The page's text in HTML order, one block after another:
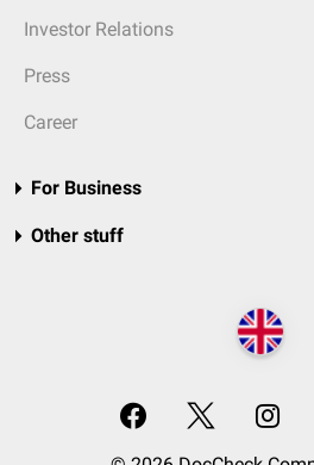
Investor Relations
Press
Career
For Business
Other stuff